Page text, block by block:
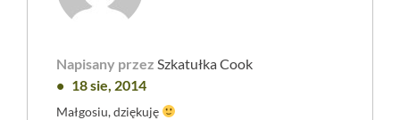
Napisany przez Szkatułka Cook
18 sie, 2014
Małgosiu, dziękuję